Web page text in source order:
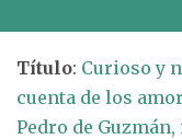
Título: Curioso y
cuenta de los
Pedro de